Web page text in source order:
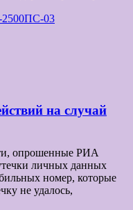
2500ПС-03
на случай
опрошенные РИА
личных данных
номер, которые
не удалось,